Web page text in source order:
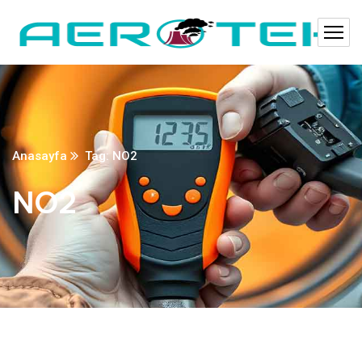
Anasayfa Tag: NO2
NO2